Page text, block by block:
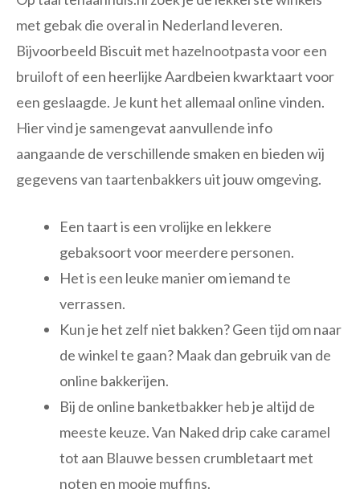
met gebak die overal in Nederland leveren.
Bijvoorbeeld Biscuit met hazelnootpasta voor een
bruiloft of een heerlijke Aardbeien kwarktaart voor
een geslaagde. Je kunt het allemaal online vinden.
Hier vind je samengevat aanvullende info
aangaande de verschillende smaken en bieden wij
gegevens van taartenbakkers uit jouw omgeving.
Een taart is een vrolijke en lekkere
gebaksoort voor meerdere personen.
Het is een leuke manier om iemand te
verrassen.
Kun je het zelf niet bakken? Geen tijd om naar
de winkel te gaan? Maak dan gebruik van de
online bakkerijen.
Bij de online banketbakker heb je altijd de
meeste keuze. Van Naked drip cake caramel
tot aan Blauwe bessen crumbletaart met
noten en mooie muffins.